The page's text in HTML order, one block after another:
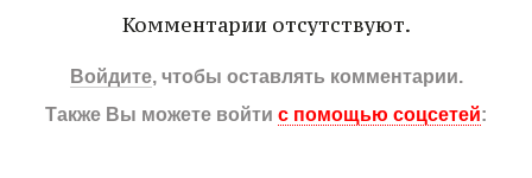
Комментарии отсутствуют.
Войдите, чтобы оставлять комментарии.
Также Вы можете войти с помощью соцсетей: